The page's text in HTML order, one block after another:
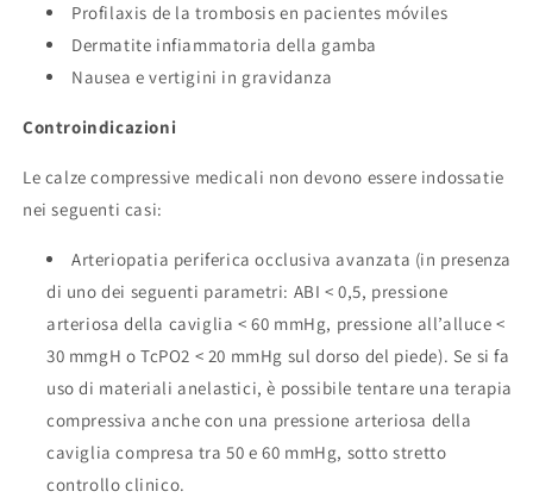
Profilaxis de la trombosis en pacientes móviles
Dermatite infiammatoria della gamba
Nausea e vertigini in gravidanza
Controindicazioni
Le calze compressive medicali non devono essere indossatie
nei seguenti casi:
Arteriopatia periferica occlusiva avanzata (in presenza
di uno dei seguenti parametri: ABI < 0,5, pressione
arteriosa della caviglia < 60 mmHg, pressione all’alluce <
30 mmgH o TcPO2 < 20 mmHg sul dorso del piede). Se si fa
uso di materiali anelastici, è possibile tentare una terapia
compressiva anche con una pressione arteriosa della
caviglia compresa tra 50 e 60 mmHg, sotto stretto
controllo clinico.